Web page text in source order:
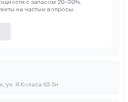
с запасом 20–30%.
на частые вопросы.
ул. Я.Коласа 63 3н